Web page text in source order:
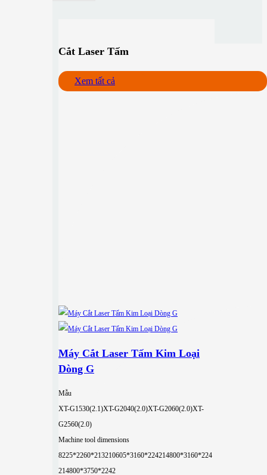
Cắt Laser Tấm
Xem tất cả
Máy Cắt Laser Tấm Kim Loại
Dòng G
Mẫu
XT-G1530(2.1)XT-G2040(2.0)XT-G2060(2.0)XT-
G2560(2.0)
Machine tool dimensions
8225*2260*213210605*3160*224214800*3160*224
214800*3750*2242